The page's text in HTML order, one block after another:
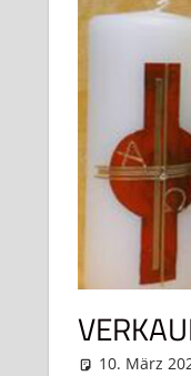
10. März